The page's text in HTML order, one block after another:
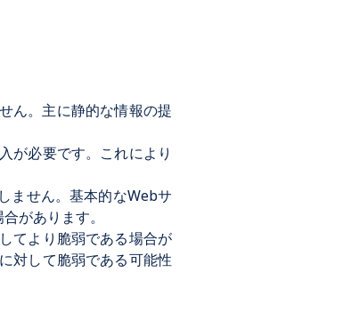
ん。主に静的な情報の提
が必要です。これにより
ません。基本的なWebサ
があります。
てより脆弱である場合が
対して脆弱である可能性